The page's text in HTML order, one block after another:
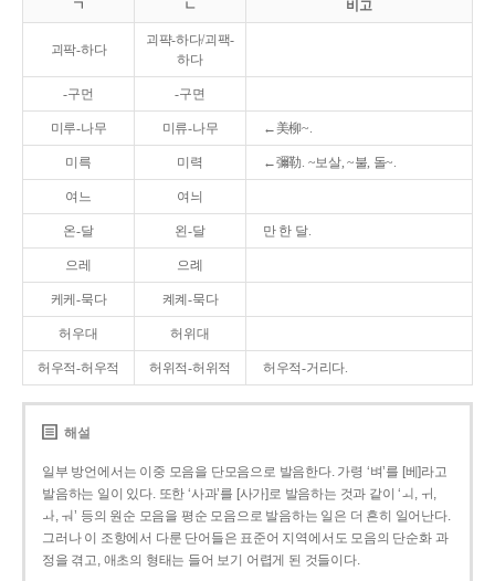
ㄱ ㄴ 비고
괴팍-하다
괴퍅-하다/괴팩-
하다
-구먼 -구면
미루-나무 미류-나무 ←美柳~.
미륵 미력 ←彌勒. ~보살, ~불, 돌~.
여느 여늬
온-달 왼-달 만 한 달.
으레 으례
케케-묵다 켸켸-묵다
허우대 허위대
허우적-허우적 허위적-허위적 허우적-거리다.
해설
일부 방언에서는 이중 모음을 단모음으로 발음한다. 가령 ‘벼’를 [베]라고
발음하는 일이 있다. 또한 ‘사과’를 [사가]로 발음하는 것과 같이 ‘ㅚ, ㅟ,
ㅘ, ㅝ’ 등의 원순 모음을 평순 모음으로 발음하는 일은 더 흔히 일어난다.
그러나 이 조항에서 다룬 단어들은 표준어 지역에서도 모음의 단순화 과
정을 겪고, 애초의 형태는 들어 보기 어렵게 된 것들이다.